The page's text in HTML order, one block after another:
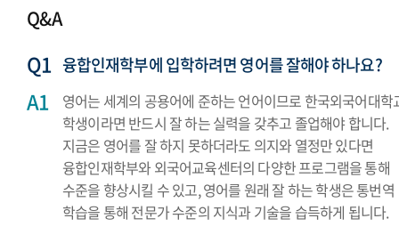
Q&A
융합인재학부에 입학하려면 영어를 잘해야 하나요?
영어는 세계의 공용어에 준하는 언어이므로 한국외국어대학
학생이라면 반드시 잘 하는 실력을 갖추고 졸업해야 합니다.
지금은 영어를 잘 하지 못하더라도 의지와 열정만 있다면
융합인재학부와 외국어교육센터의 다양한 프로그램을 통해
수준을 향상시킬 수 있고, 영어를 원래 잘 하는 학생은 통번역
학습을 통해 전문가 수준의 지식과 기술을 습득하게 됩니다.